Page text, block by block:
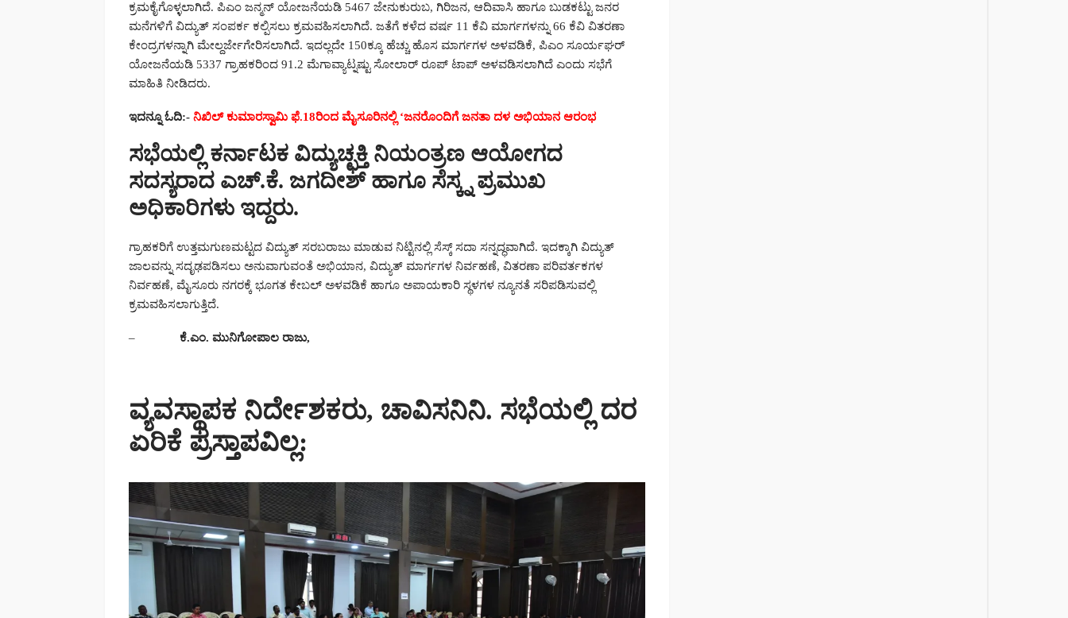
ಕ್ರಮಕೈಗೊಳ್ಳಲಾಗಿದೆ. ಪಿಎಂ ಜನ್ಮನ್ ಯೋಜನೆಯಡಿ 5467 ಜೇನುಕುರುಬ, ಗಿರಿಜನ, ಆದಿವಾಸಿ ಹಾಗೂ ಬುಡಕಟ್ಟು ಜನರ
ಮನೆಗಳಿಗೆ ವಿದ್ಯುತ್ ಸಂಪರ್ಕ ಕಲ್ಪಿಸಲು ಕ್ರಮವಹಿಸಲಾಗಿದೆ. ಜತೆಗೆ ಕಳೆದ ವರ್ಷ 11 ಕೆವಿ ಮಾರ್ಗಗಳನ್ನು 66 ಕೆವಿ ವಿತರಣಾ
ಕೇಂದ್ರಗಳನ್ನಾಗಿ ಮೇಲ್ದರ್ಜೇಗೇರಿಸಲಾಗಿದೆ. ಇದಲ್ಲದೇ 150ಕ್ಕೂ ಹೆಚ್ಚು ಹೊಸ ಮಾರ್ಗಗಳ ಅಳವಡಿಕೆ, ಪಿಎಂ ಸೂರ್ಯಘರ್
ಯೋಜನೆಯಡಿ 5337 ಗ್ರಾಹಕರಿಂದ 91.2 ಮೆಗಾವ್ಯಾಟ್ನಷ್ಟು ಸೋಲಾರ್ ರೂಪ್ ಟಾಪ್ ಅಳವಡಿಸಲಾಗಿದೆ ಎಂದು ಸಭೆಗೆ
ಮಾಹಿತಿ ನೀಡಿದರು.
ಇದನ್ನೂ ಓದಿ:- ನಿಖಿಲ್ ಕುಮಾರಸ್ವಾಮಿ ಫೆ.18ರಿಂದ ಮೈಸೂರಿನಲ್ಲಿ ‘ಜನರೊಂದಿಗೆ ಜನತಾ ದಳ ಅಭಿಯಾನ ಆರಂಭ
ಸಭೆಯಲ್ಲಿ ಕರ್ನಾಟಕ ವಿದ್ಯುಚ್ಛಕ್ತಿ ನಿಯಂತ್ರಣ ಆಯೋಗದ
ಸದಸ್ಯರಾದ ಎಚ್.ಕೆ. ಜಗದೀಶ್ ಹಾಗೂ ಸೆಸ್ಕ್ನ ಪ್ರಮುಖ
ಅಧಿಕಾರಿಗಳು ಇದ್ದರು.
ಗ್ರಾಹಕರಿಗೆ ಉತ್ತಮಗುಣಮಟ್ಟದ ವಿದ್ಯುತ್ ಸರಬರಾಜು ಮಾಡುವ ನಿಟ್ಟಿನಲ್ಲಿ ಸೆಸ್ಕ್ ಸದಾ ಸನ್ನದ್ಧವಾಗಿದೆ. ಇದಕ್ಕಾಗಿ ವಿದ್ಯುತ್
ಜಾಲವನ್ನು ಸದೃಢಪಡಿಸಲು ಅನುವಾಗುವಂತೆ ಅಭಿಯಾನ, ವಿದ್ಯುತ್ ಮಾರ್ಗಗಳ ನಿರ್ವಹಣೆ, ವಿತರಣಾ ಪರಿವರ್ತಕಗಳ
ನಿರ್ವಹಣೆ, ಮೈಸೂರು ನಗರಕ್ಕೆ ಭೂಗತ ಕೇಬಲ್ ಅಳವಡಿಕೆ ಹಾಗೂ ಅಪಾಯಕಾರಿ ಸ್ಥಳಗಳ ನ್ಯೂನತೆ ಸರಿಪಡಿಸುವಲ್ಲಿ
ಕ್ರಮವಹಿಸಲಾಗುತ್ತಿದೆ.
– ಕೆ.ಎಂ. ಮುನಿಗೋಪಾಲ ರಾಜು,
ವ್ಯವಸ್ಥಾಪಕ ನಿರ್ದೇಶಕರು, ಚಾವಿಸನಿನಿ. ಸಭೆಯಲ್ಲಿ ದರ
ಏರಿಕೆ ಪ್ರಸ್ತಾಪವಿಲ್ಲ: